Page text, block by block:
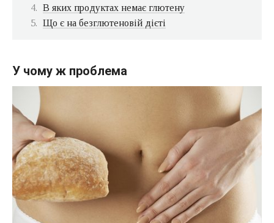
В яких продуктах немає глютену
Що є на безглютеновій дієті
У чому ж проблема